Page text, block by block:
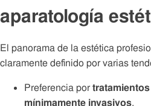
aparatología
El panorama de la estética
claramente definido por varias
Preferencia por
mínimamente invasivos.